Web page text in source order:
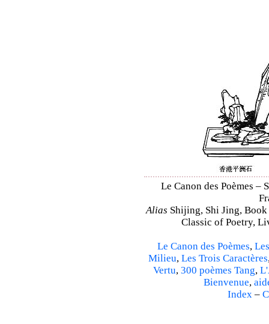
Le Canon des Poèmes
Alias Shijing, Shi Jing,
Classic of Poetry,
Le Canon des Poèmes,
Milieu, Les Trois Caractères
Vertu, 300 poèmes Tang,
Bienvenue,
Index–